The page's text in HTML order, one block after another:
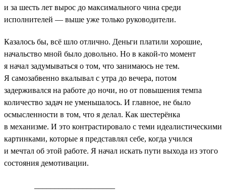
и за шесть лет вырос до максимального чина среди
исполнителей — выше уже только руководители.
Казалось бы, всё шло отлично. Деньги платили хорошие,
начальство мной было довольно. Но в какой-то момент
я начал задумываться о том, что занимаюсь не тем.
Я самозабвенно вкалывал с утра до вечера, потом
задерживался на работе до ночи, но от повышения темпа
количество задач не уменьшалось. И главное, не было
осмысленности в том, что я делал. Как шестерёнка
в механизме. И это контрастировало с теми идеалистическими
картинками, которые я представлял себе, когда учился
и мечтал об этой работе. Я начал искать пути выхода из этого
состояния демотивации.